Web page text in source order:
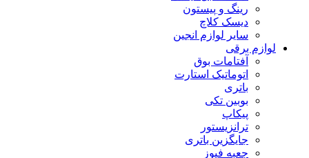
رینگ و پیستون
دیسک کلاچ
سایر لوازم انجین
لوازم برقی
آفتامات بوق
اتوماتیک استارت
باتری
بوبین تکی
پیکاپ
ترانزیستور
جایگزین باتری
جعبه فیوز